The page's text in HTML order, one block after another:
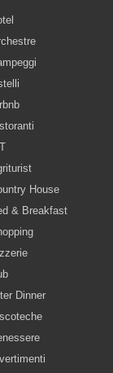
House
& Breakfast
Dinner